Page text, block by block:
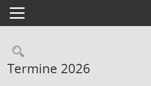
Toggle navigation
Rechercheauswahl
Termine 2026